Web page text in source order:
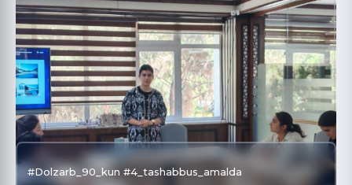
#Dolzarb_90_kun #4_tashabbus_amalda